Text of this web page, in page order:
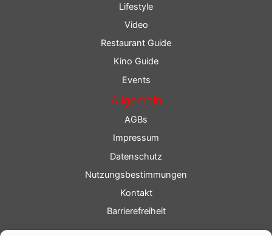
Lifestyle
Video
Restaurant Guide
Kino Guide
Events
Allgemein
AGBs
Impressum
Datenschutz
Nutzungsbestimmungen
Kontakt
Barrierefreiheit